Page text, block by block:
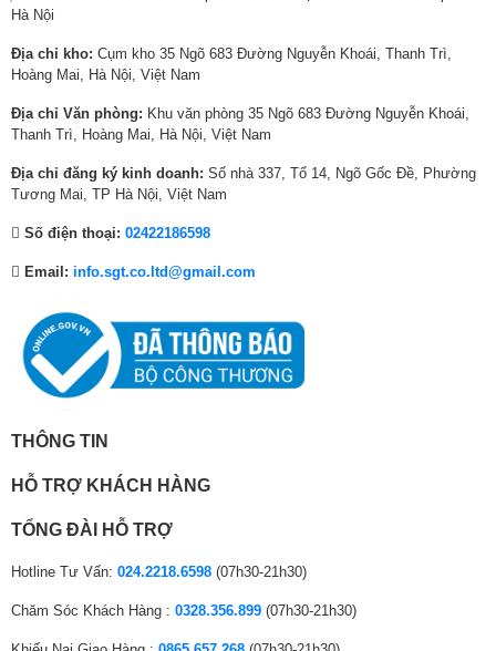
Hình ảnh chân thực với màu sắc chuẩn
chân thực
Micro RGB tái hiện chính xác 100% dải màu
Nhờ công nghệ Micro RGB cùng bộ xử lý AI Engine Pro, TV Samsung
Micro RGB lần đầu tiên trên thế giới tái hiện chính xác 100% dải màu
độ chính xác màu sắc được kiểm soát tinh vi và chính xác, mang đến
Tận hưởng trọn vẹn hình ảnh sắc nét,
loại bỏ hoàn toàn nhiễu sáng
0
0
0
.
,
0
0
,
0
0
0
.
0
.
5
,
0
0
0
0
0
Hà Nội
Địa chỉ kho: Cụm kho 35 Ngõ 683 Đường Nguyễn Khoái, Thanh Trì,
Hoàng Mai, Hà Nội, Việt Nam
Địa chỉ Văn phòng: Khu văn phòng 35 Ngõ 683 Đường Nguyễn Khoái,
Thanh Trì, Hoàng Mai, Hà Nội, Việt Nam
Địa chỉ đăng ký kinh doanh: Số nhà 337, Tổ 14, Ngõ Gốc Đề, Phường
Tương Mai, TP Hà Nội, Việt Nam
Số điện thoại: 02422186598
Email: info.sgt.co.ltd@gmail.com
THÔNG TIN
HỖ TRỢ KHÁCH HÀNG
TỔNG ĐÀI HỖ TRỢ
Hotline Tư Vấn: 024.2218.6598 (07h30-21h30)
Chăm Sóc Khách Hàng : 0328.356.899 (07h30-21h30)